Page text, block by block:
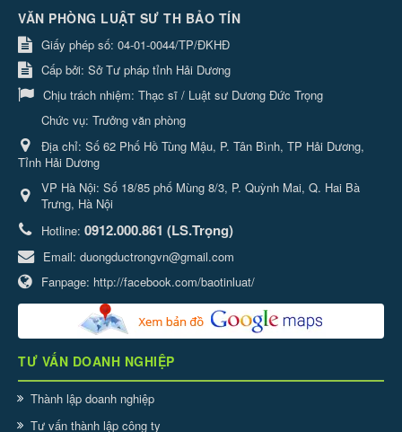
VĂN PHÒNG LUẬT SƯ TH BẢO TÍN
Giấy phép số: 04-01-0044/TP/ĐKHĐ
Cấp bởi: Sở Tư pháp tỉnh Hải Dương
Chịu trách nhiệm: Thạc sĩ / Luật sư Dương Đức Trọng
Chức vụ: Trưởng văn phòng
Địa chỉ: Số 62 Phố Hồ Tùng Mậu, P. Tân Bình, TP Hải Dương,
Tỉnh Hải Dương
VP Hà Nội: Số 18/85 phố Mùng 8/3, P. Quỳnh Mai, Q. Hai Bà
Trưng, Hà Nội
Hotline: 0912.000.861 (LS.Trọng)
Email: duongductrongvn@gmail.com
Fanpage: http://facebook.com/baotinluat/
TƯ VẤN DOANH NGHIỆP
Thành lập doanh nghiệp
Tư vấn thành lập công ty